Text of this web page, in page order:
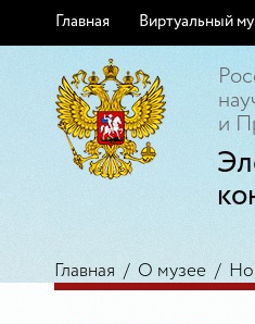
Главная Виртуальный
и
Главная / О музее /